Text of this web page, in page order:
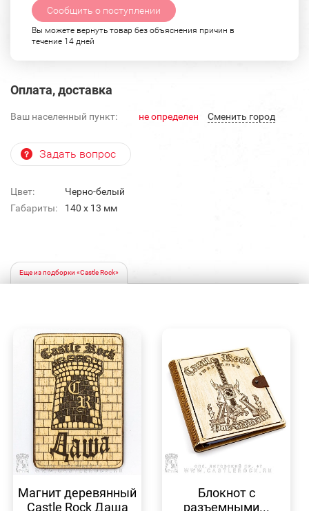
Сообщить о поступлении
Вы можете вернуть товар без объяснения причин в
течение 14 дней
Оплата, доставка
Ваш населенный пункт: не определен Cменить город
Задать вопрос
Цвет:
Черно-белый
Габариты:
140 х 13 мм
Еще из подборки «Castle Rock»
Магнит деревянный
Castle Rock Даша
Блокнот с
разъемными...